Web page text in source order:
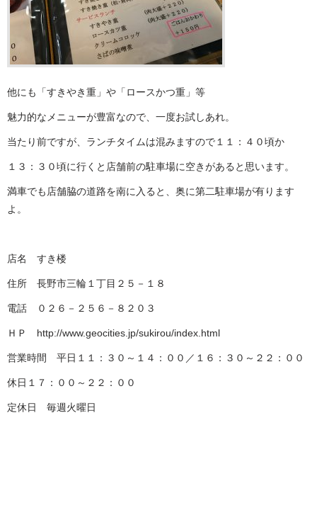
他にも「すきやき重」や「ロースかつ重」等
魅力的なメニューが豊富なので、一度お試しあれ。
当たり前ですが、ランチタイムは混みますので１１：４０頃か
１３：３０頃に行くと店舗前の駐車場に空きがあると思います。
満車でも店舗脇の道路を南に入ると、奥に第二駐車場が有ります
よ。
店名 すき楼
住所 長野市三輪１丁目２５－１８
電話 ０２６－２５６－８２０３
ＨＰ http://www.geocities.jp/sukirou/index.html
営業時間 平日１１：３０～１４：００／１６：３０～２２：００
休日１７：００～２２：００
定休日 毎週火曜日